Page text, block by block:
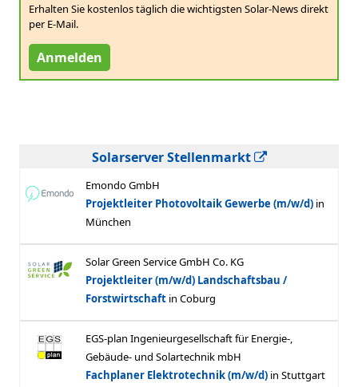
Erhalten Sie kostenlos täglich die wichtigsten Solar-News direkt
per E-Mail.
Anmelden
Solarserver Stellenmarkt